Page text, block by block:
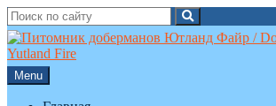
Search
for:
Search
Skip
to
content
Menu